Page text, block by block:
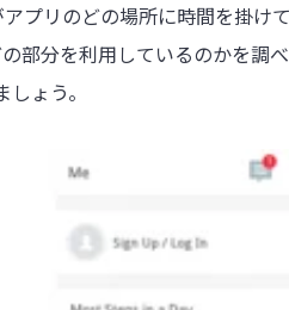
プリのどの場所に時間を掛け
部分を利用しているのかを調
ょう。